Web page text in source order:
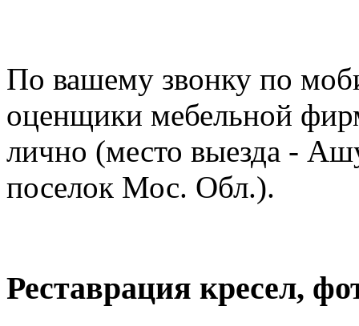
По вашему звонку по
оценщики мебельной
лично (место выезда -
поселок Мос. Обл.).
Реставрация кресел,